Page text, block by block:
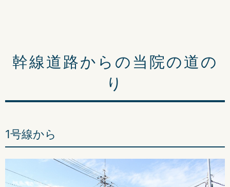
幹線道路からの当院の道の
り
1号線から